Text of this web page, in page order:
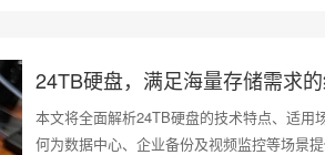
24TB硬盘，满足海量存储需求
本文将全面解析24TB硬盘的技术特点、适用
何为数据中心、企业备份及视频监控等场景